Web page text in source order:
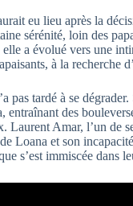
eu lieu après la
sérénité, loin des
a évolué vers une
à la recherche
pas tardé à se
entraînant des
Laurent Amar, l’un de
Loana et son
s’est immiscée dans